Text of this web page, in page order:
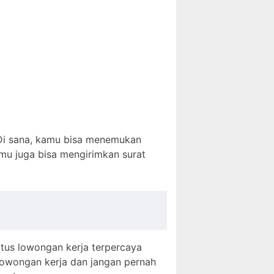
sana, kamu bisa menemukan
juga bisa mengirimkan surat
lowongan kerja terpercaya
kerja dan jangan pernah